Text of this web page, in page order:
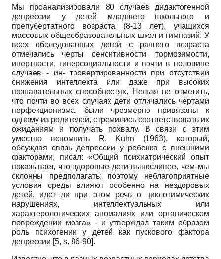
Мы проанализировали 80 случаев дидактогенной
депрессии у детей младшего школьного и
препубертатного возраста (8-13 лет), учащихся
массовых общеобразовательных школ и гимназий. У
всех обследованных детей с раннего возраста
отмечались черты сенситивности, тормозимости,
инертности, гиперсоциальности и почти в половине
случаев - ин- тровертированности при отсутствии
снижения интеллекта или даже при высоких
познавательных способностях. Нельзя не отметить,
что почти во всех случаях дети отличались чертами
перфекционизма, были чрезмерно привязаны к
одному из родителей, стремились соответствовать их
ожиданиям и получать похвалу. В связи с этим
уместно вспомнить R. Kuhn (1963), который,
обсуждая связь депрессии у ребенка с внешними
факторами, писал: «Общий психиатрический опыт
показывает, что здоровые дети выносливее, чем мы
склонны предполагать; поэтому неблагоприятные
условия среды влияют особенно на нездоровых
детей, идет ли при этом речь о циклотимических
нарушениях, интеллектуальных или
характерологических аномалиях или органическом
повреждении мозга» - и утверждал таким образом
роль психогении у детей как пускового фактора
депрессии [5, s. 86-90].